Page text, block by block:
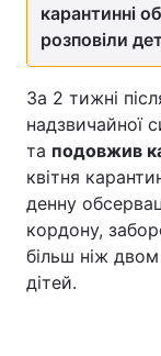
карантинні
розповіли
За 2 тижні
надзвичайної
та подовжив
квітня
денну
кордону,
більш ніж
дітей.